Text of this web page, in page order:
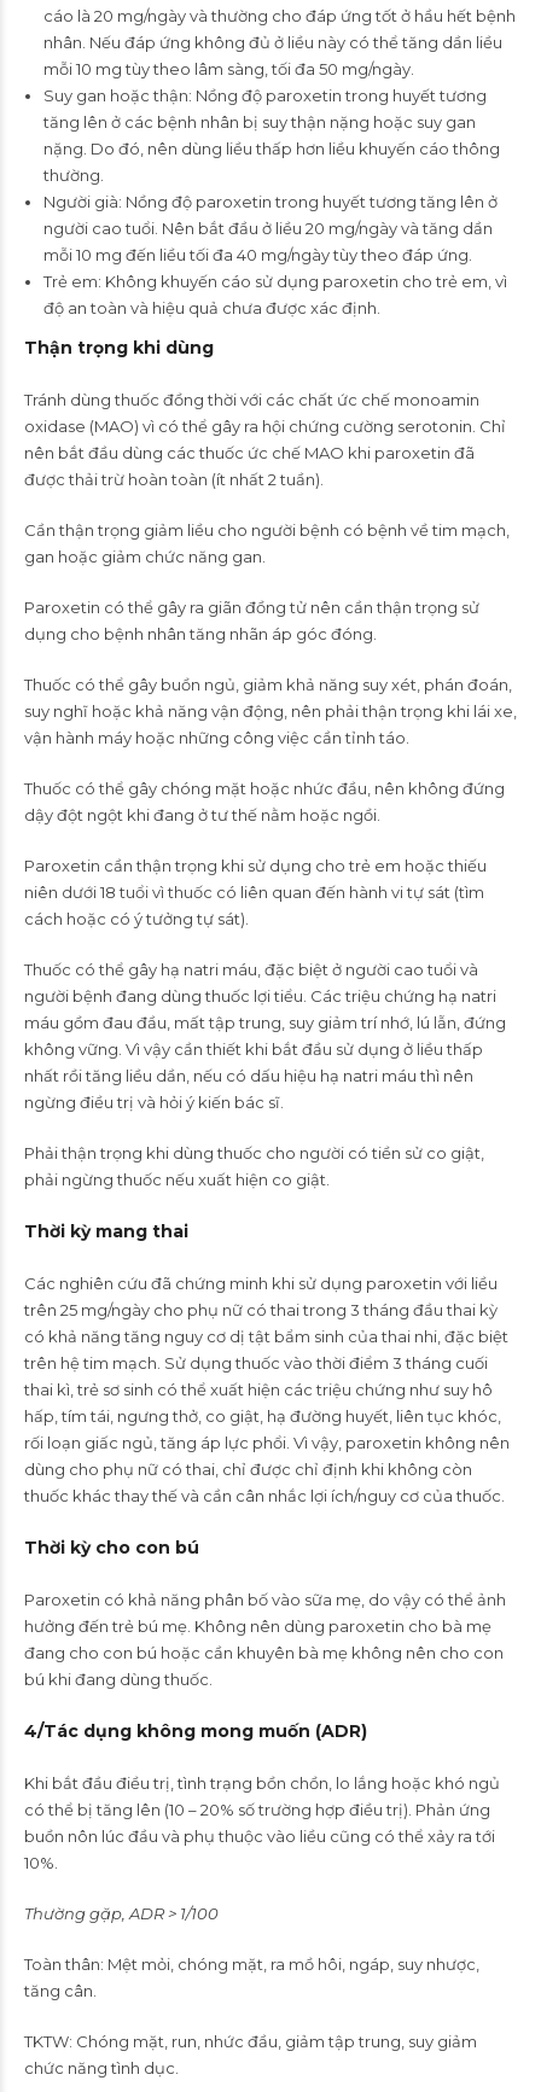
cáo là 20 mg/ngày và thường cho đáp ứng tốt ở hầu hết bệnh
nhân. Nếu đáp ứng không đủ ở liều này có thể tăng dần liều
mỗi 10 mg tùy theo lâm sàng, tối đa 50 mg/ngày.
Suy gan hoặc thận: Nồng độ paroxetin trong huyết tương
tăng lên ở các bệnh nhân bị suy thận nặng hoặc suy gan
nặng. Do đó, nên dùng liều thấp hơn liều khuyến cáo thông
thường.
Người già: Nồng độ paroxetin trong huyết tương tăng lên ở
người cao tuổi. Nên bắt đầu ở liều 20 mg/ngày và tăng dần
mỗi 10 mg đến liều tối đa 40 mg/ngày tùy theo đáp ứng.
Trẻ em: Không khuyến cáo sử dụng paroxetin cho trẻ em, vì
độ an toàn và hiệu quả chưa được xác định.
Thận trọng khi dùng
Tránh dùng thuốc đồng thời với các chất ức chế monoamin
oxidase (MAO) vì có thể gây ra hội chứng cường serotonin. Chỉ
nên bắt đầu dùng các thuốc ức chế MAO khi paroxetin đã
được thải trừ hoàn toàn (ít nhất 2 tuần).
Cần thận trọng giảm liều cho người bệnh có bệnh về tim mạch,
gan hoặc giảm chức năng gan.
Paroxetin có thể gây ra giãn đồng tử nên cần thận trọng sử
dụng cho bệnh nhân tăng nhãn áp góc đóng.
Thuốc có thể gây buồn ngủ, giảm khả năng suy xét, phán đoán,
suy nghĩ hoặc khả năng vận động, nên phải thận trọng khi lái xe,
vận hành máy hoặc những công việc cần tỉnh táo.
Thuốc có thể gây chóng mặt hoặc nhức đầu, nên không đứng
dậy đột ngột khi đang ở tư thế nằm hoặc ngồi.
Paroxetin cần thận trọng khi sử dụng cho trẻ em hoặc thiếu
niên dưới 18 tuổi vì thuốc có liên quan đến hành vi tự sát (tìm
cách hoặc có ý tưởng tự sát).
Thuốc có thể gây hạ natri máu, đặc biệt ở người cao tuổi và
người bệnh đang dùng thuốc lợi tiểu. Các triệu chứng hạ natri
máu gồm đau đầu, mất tập trung, suy giảm trí nhớ, lú lẫn, đứng
không vững. Vì vậy cần thiết khi bắt đầu sử dụng ở liều thấp
nhất rồi tăng liều dần, nếu có dấu hiệu hạ natri máu thì nên
ngừng điều trị và hỏi ý kiến bác sĩ.
Phải thận trọng khi dùng thuốc cho người có tiền sử co giật,
phải ngừng thuốc nếu xuất hiện co giật.
Thời kỳ mang thai
Các nghiên cứu đã chứng minh khi sử dụng paroxetin với liều
trên 25 mg/ngày cho phụ nữ có thai trong 3 tháng đầu thai kỳ
có khả năng tăng nguy cơ dị tật bẩm sinh của thai nhi, đặc biệt
trên hệ tim mạch. Sử dụng thuốc vào thời điểm 3 tháng cuối
thai kì, trẻ sơ sinh có thể xuất hiện các triệu chứng như suy hô
hấp, tím tái, ngưng thở, co giật, hạ đường huyết, liên tục khóc,
rối loạn giấc ngủ, tăng áp lực phổi. Vì vậy, paroxetin không nên
dùng cho phụ nữ có thai, chỉ được chỉ định khi không còn
thuốc khác thay thế và cần cân nhắc lợi ích/nguy cơ của thuốc.
Thời kỳ cho con bú
Paroxetin có khả năng phân bố vào sữa mẹ, do vậy có thể ảnh
hưởng đến trẻ bú mẹ. Không nên dùng paroxetin cho bà mẹ
đang cho con bú hoặc cần khuyên bà mẹ không nên cho con
bú khi đang dùng thuốc.
4/Tác dụng không mong muốn (ADR)
Khi bắt đầu điều trị, tình trạng bồn chồn, lo lắng hoặc khó ngủ
có thể bị tăng lên (10 – 20% số trường hợp điều trị). Phản ứng
buồn nôn lúc đầu và phụ thuộc vào liều cũng có thể xảy ra tới
10%.
Thường gặp, ADR > 1/100
Toàn thân: Mệt mỏi, chóng mặt, ra mồ hôi, ngáp, suy nhược,
tăng cân.
TKTW: Chóng mặt, run, nhức đầu, giảm tập trung, suy giảm
chức năng tình dục.